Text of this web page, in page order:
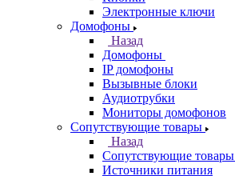
Электронные ключи
Домофоны
Назад
Домофоны
IP домофоны
Вызывные блоки
Аудиотрубки
Мониторы домофонов
Сопутствующие товары
Назад
Сопутствующие товары
Источники питания